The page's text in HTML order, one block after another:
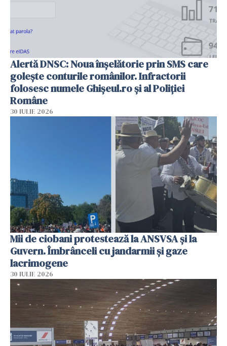
Alertă DNSC: Noua înșelătorie prin SMS care
golește conturile românilor. Infractorii
folosesc numele Ghișeul.ro și al Poliției
Române
30 IULIE 2026
Mii de ciobani protestează la ANSVSA și la
Guvern. Îmbrânceli cu jandarmii și gaze
lacrimogene
30 IULIE 2026